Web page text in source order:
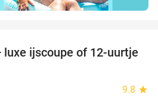
40%
luxe ijscoupe of 12-uurtje
9.8 star